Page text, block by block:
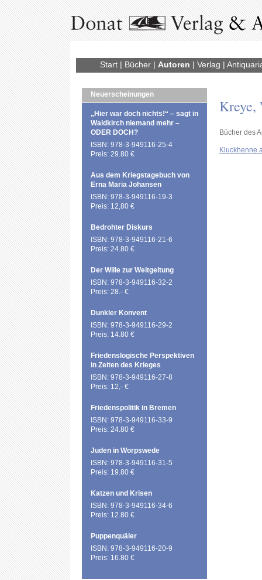
Start| Bücher| Autoren | Verlag |
Neuerscheinungen
„Hier war doch nichts!“ – sagt in
Waldkirch niemand mehr –
ODER DOCH?
ISBN: 978-3-949116-25-4
Preis: 29.80 €
Aus dem Kriegstagebuch von
Erna Maria Johansen
ISBN: 978-3-949116-19-3
Preis: 12,80 €
Bedrohter Diskurs
ISBN: 978-3-949116-21-6
Preis: 24.80 €
Der Wille zur Weltgeltung
ISBN: 978-3-949116-32-2
Preis: 28.- €
Dunkler Konvent
ISBN: 978-3-949116-29-2
Preis: 14.80 €
Friedenslogische Perspektiven
in Zeiten des Krieges
ISBN: 978-3-949116-27-8
Preis: 12,- €
Friedenspolitik in Bremen
ISBN: 978-3-949116-33-9
Preis: 24.80 €
Juden in Worpswede
ISBN: 978-3-949116-31-5
Preis: 19.80 €
Katzen und Krisen
ISBN: 978-3-949116-34-6
Preis: 12.80 €
Puppenquäler
ISBN: 978-3-949116-20-9
Preis: 16.80 €
Kreye,
Bücher des
Kluckhenne